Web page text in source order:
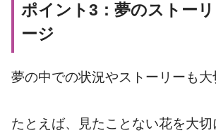
ポイント3：夢のストー
ージ
夢の中での状況やストーリーも大
たとえば、見たことない花を大